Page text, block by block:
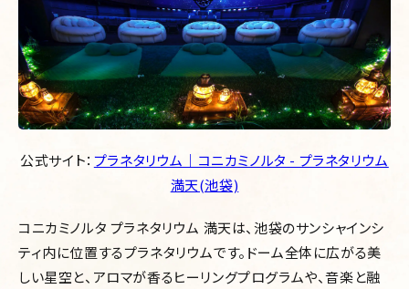
公式サイト： プラネタリウム｜コニカミノルタ - プラネタリウム
満天(池袋)
コニカミノルタ プラネタリウム 満天は、池袋のサンシャインシ
ティ内に位置するプラネタリウムです。ドーム全体に広がる美
しい星空と、アロマが香るヒーリングプログラムや、音楽と融